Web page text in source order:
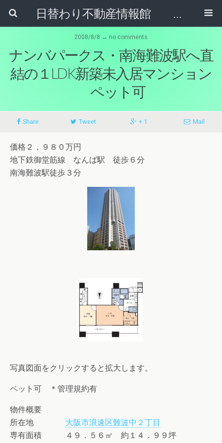
日替わり不動産情報館 リア･ライブログ
2008/8/8 ↔ no comments
ナンバパークス・南海難波駅へ直
結の１LDK新築未入居マンション
ペット可
Share Tweet + 1 Mail
価格２，９８０万円
地下鉄御堂筋線 なんば駅 徒歩６分
南海難波駅徒歩３分
写真図面をクリックすると拡大します。
ペット可 ＊管理規約有
物件概要
所在地 大阪市浪速区難波中２丁目
専有面積 ４９．５６㎡ 約１４．９９坪